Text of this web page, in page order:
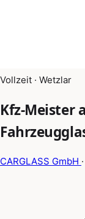
Vollzeit · Wetzlar
Kfz-Meister
CARGLASS GmbH